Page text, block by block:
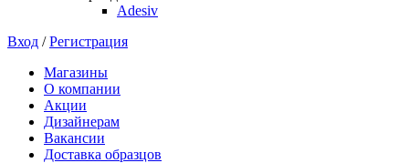
Adesiv
Вход /Регистрация
Магазины
О компании
Акции
Дизайнерам
Вакансии
Доставка образцов